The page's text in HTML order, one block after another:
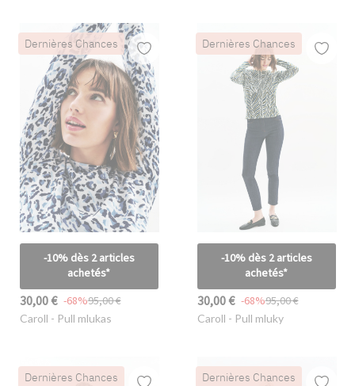
Dernières Chances
-10% dès 2 articles
achetés*
30,00 € 95,00 €
-68%
Caroll - Pull mlukas
Dernières Chances
-10% dès 2 articles
achetés*
30,00 € 95,00 €
-68%
Caroll - Pull mluky
Dernières Chances Dernières Chances